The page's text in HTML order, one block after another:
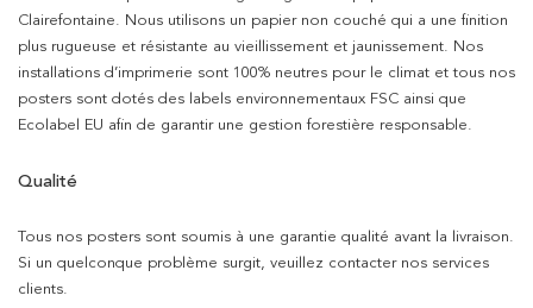
Clairefontaine. Nous utilisons un papier non couché qui a une finition
plus rugueuse et résistante au vieillissement et jaunissement. Nos
installations d’imprimerie sont 100% neutres pour le climat et tous nos
posters sont dotés des labels environnementaux FSC ainsi que
Ecolabel EU afin de garantir une gestion forestière responsable.
Qualité
Tous nos posters sont soumis à une garantie qualité avant la livraison.
Si un quelconque problème surgit, veuillez contacter nos services
clients.